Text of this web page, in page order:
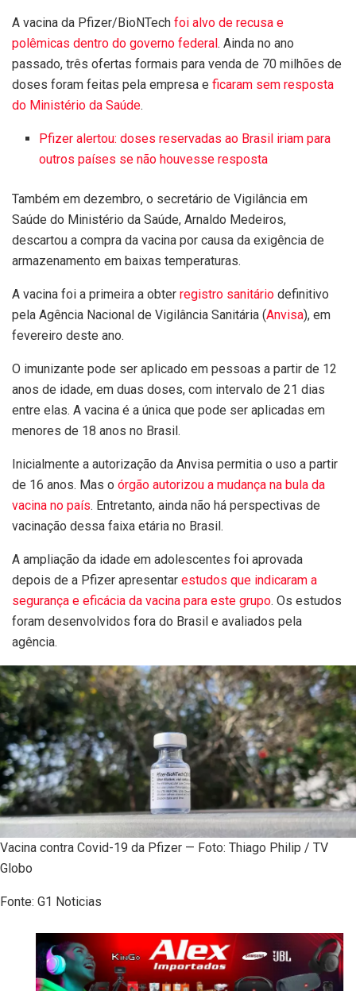
A vacina da Pfizer/BioNTech foi alvo de recusa e
polêmicas dentro do governo federal. Ainda no ano
passado, três ofertas formais para venda de 70 milhões de
doses foram feitas pela empresa e ficaram sem resposta
do Ministério da Saúde.
Pfizer alertou: doses reservadas ao Brasil iriam para
outros países se não houvesse resposta
Também em dezembro, o secretário de Vigilância em
Saúde do Ministério da Saúde, Arnaldo Medeiros,
descartou a compra da vacina por causa da exigência de
armazenamento em baixas temperaturas.
A vacina foi a primeira a obter registro sanitário definitivo
pela Agência Nacional de Vigilância Sanitária (Anvisa), em
fevereiro deste ano.
O imunizante pode ser aplicado em pessoas a partir de 12
anos de idade, em duas doses, com intervalo de 21 dias
entre elas. A vacina é a única que pode ser aplicadas em
menores de 18 anos no Brasil.
Inicialmente a autorização da Anvisa permitia o uso a partir
de 16 anos. Mas o órgão autorizou a mudança na bula da
vacina no país. Entretanto, ainda não há perspectivas de
vacinação dessa faixa etária no Brasil.
A ampliação da idade em adolescentes foi aprovada
depois de a Pfizer apresentar estudos que indicaram a
segurança e eficácia da vacina para este grupo. Os estudos
foram desenvolvidos fora do Brasil e avaliados pela
agência.
Vacina contra Covid-19 da Pfizer — Foto: Thiago Philip / TV
Globo
Fonte: G1 Noticias